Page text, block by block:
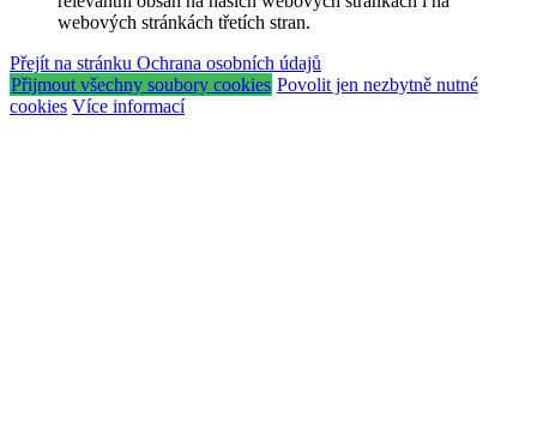
webových stránkách třetích stran.
Přejít na stránku Ochrana osobních údajů
Přijmout všechny soubory cookies Povolit jen nezbytně nutné
cookies Více informací